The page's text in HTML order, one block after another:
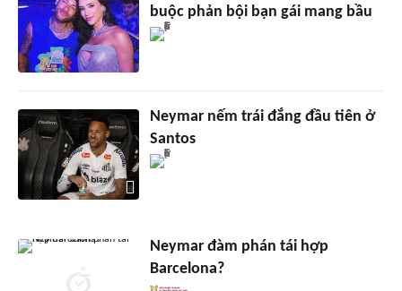
buộc phản bội bạn gái mang bầu
Neymar nếm trái đắng đầu tiên ở
Santos
Neymar đàm phán tái hợp
Barcelona?